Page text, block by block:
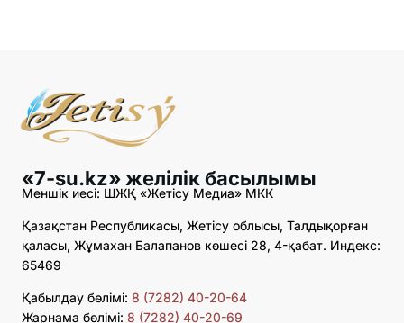
«7-su.kz» желілік басылымы
Меншік иесі: ШЖҚ «Жетісу Медиа» МКК
Қазақстан Республикасы, Жетісу облысы, Талдықорған
қаласы, Жұмахан Балапанов көшесі 28, 4-қабат. Индекс:
65469
Қабылдау бөлімі: 8 (7282) 40-20-64
Жарнама бөлімі: 8 (7282) 40-20-69